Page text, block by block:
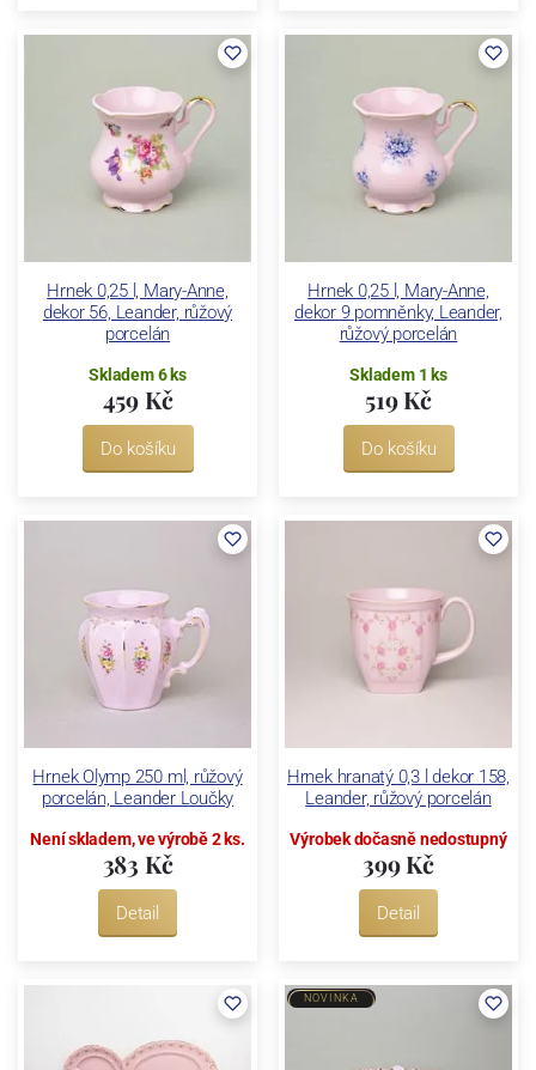
Hrnek 0,25 l, Mary-Anne,
dekor 56, Leander, růžový
porcelán
Skladem 6 ks
459 Kč
Do košíku
Hrnek 0,25 l, Mary-Anne,
dekor 9 pomněnky, Leander,
růžový porcelán
Skladem 1 ks
519 Kč
Do košíku
Hrnek Olymp 250 ml, růžový
porcelán, Leander Loučky
Není skladem, ve výrobě 2 ks.
383 Kč
Detail
Hrnek hranatý 0,3 l dekor 158,
Leander, růžový porcelán
Výrobek dočasně nedostupný
399 Kč
Detail
NOVINKA